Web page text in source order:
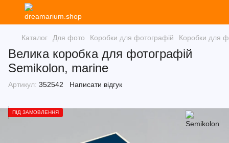
Каталог Для фото Коробки для фотографій Коробки для
Велика коробка для фотографій
Semikolon, marine
Артикул: 352542 Написати відгук
ПІД ЗАМОВЛЕННЯ